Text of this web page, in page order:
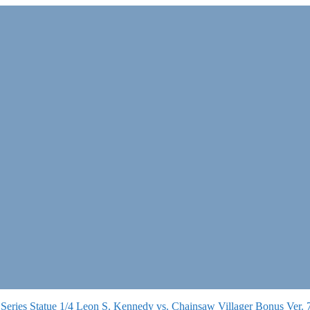
Statue 1/4 Leon S. Kennedy vs. Chainsaw Villager Bonus Ver.